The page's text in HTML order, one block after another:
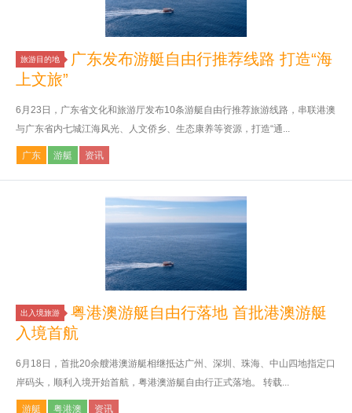
旅游目的地
广东发布游艇自由行推荐线路 打造“海
上文旅”
6月23日，广东省文化和旅游厅发布10条游艇自由行推荐旅游线路，串联港澳
与广东省内七城江海风光、人文侨乡、生态康养等资源，打造“通...
广东 游艇 资讯
出入境旅游
粤港澳游艇自由行落地 首批港澳游艇
入境首航
6月18日，首批20余艘港澳游艇相继抵达广州、深圳、珠海、中山四地指定口
岸码头，顺利入境开始首航，粤港澳游艇自由行正式落地。 转载...
游艇 粤港澳 资讯